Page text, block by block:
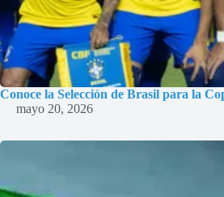
Conoce la Selección de Brasil para la
mayo 20, 2026